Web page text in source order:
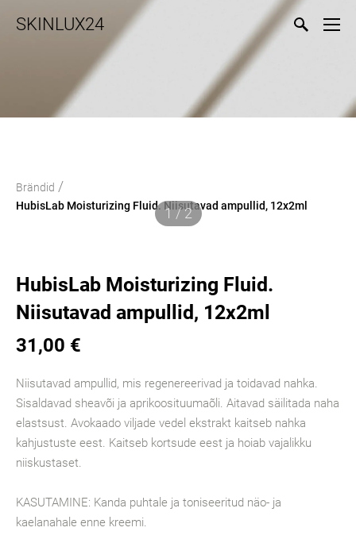
SKINLUX24
Brändid /
HubisLab Moisturizing Fluid. Niisutavad ampullid, 12x2ml
1 / 2
HubisLab Moisturizing Fluid.
Niisutavad ampullid, 12x2ml
31,00 €
Niisutavad ampullid, mis regenereerivad ja toidavad nahka.
Sisaldavad sheavõi ja aprikoosituumaõli. Aitavad säilitada naha
elastsust. Avokaado viljade vedel ekstrakt kaitseb nahka
kahjustuste eest. Kaitseb kortsude eest ja hoiab vajalikku
niiskustaset.
KASUTAMINE: Kanda puhtale ja toniseeritud näo- ja
kaelanahale enne kreemi.